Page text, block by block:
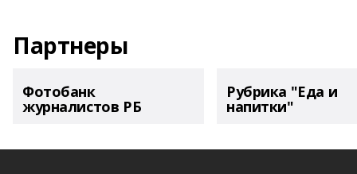
Партнеры
Фотобанк
журналистов РБ
Рубрика "Еда и
напитки"